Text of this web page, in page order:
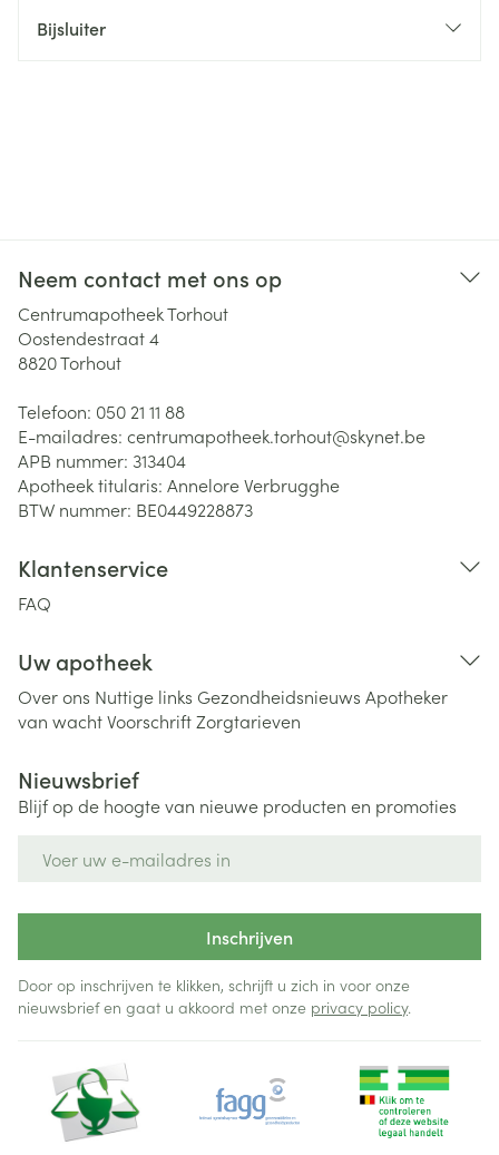
Bijsluiter
Neem contact met ons op
Centrumapotheek Torhout
Oostendestraat 4
8820Torhout
Telefoon: 050 21 11 88
E-mailadres: centrumapotheek.torhout@skynet.be
APB nummer: 313404
Apotheek titularis: Annelore Verbrugghe
BTW nummer: BE0449228873
Klantenservice
FAQ
Uw apotheek
Over ons Nuttige links Gezondheidsnieuws Apotheker
van wachtVoorschriftZorgtarieven
Nieuwsbrief
Blijf op de hoogte van nieuwe producten en promoties
Inschrijven
Door op inschrijven te klikken, schrijft u zich in voor onze
nieuwsbrief en gaat u akkoord met onze privacy policy.